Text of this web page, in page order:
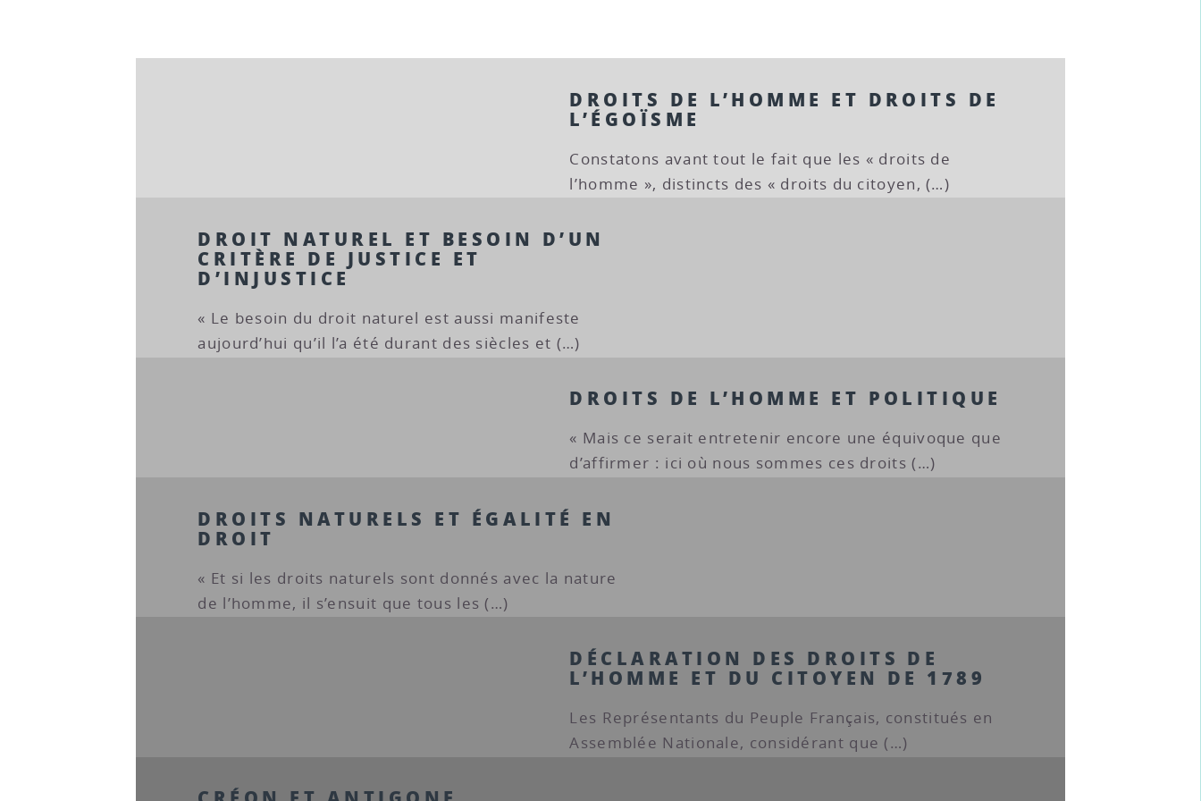
DROITS DE L’HOMME ET DROITS DE
L’ÉGOÏSME
Constatons avant tout le fait que les « droits de
l’homme », distincts des « droits du citoyen, (…)
DROIT NATUREL ET BESOIN D’UN
CRITÈRE DE JUSTICE ET
D’INJUSTICE
« Le besoin du droit naturel est aussi manifeste
aujourd’hui qu’il l’a été durant des siècles et (…)
DROITS DE L’HOMME ET POLITIQUE
« Mais ce serait entretenir encore une équivoque que
d’affirmer : ici où nous sommes ces droits (…)
DROITS NATURELS ET ÉGALITÉ EN
DROIT
« Et si les droits naturels sont donnés avec la nature
de l’homme, il s’ensuit que tous les (…)
DÉCLARATION DES DROITS DE
L’HOMME ET DU CITOYEN DE 1789
Les Représentants du Peuple Français, constitués en
Assemblée Nationale, considérant que (…)